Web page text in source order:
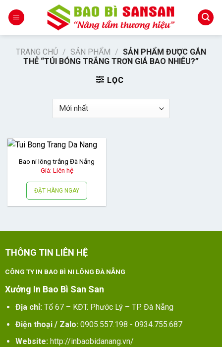
TRANG CHỦ / SẢN PHẨM / SẢN PHẨM ĐƯỢC GẮN
THẺ “TÚI BÓNG TRẮNG TRƠN GIÁ BAO NHIÊU?”
LỌC
Bao ni lông trắng Đà Nẵng
Giá: Liên hệ
ĐẶT HÀNG NGAY
THÔNG TIN LIÊN HỆ
CÔNG TY IN BAO BÌ NI LÔNG ĐÀ NẴNG
Xưởng In Bao Bì San San
Địa chỉ:Tổ 67 – KĐT. Phước Lý – TP. Đà Nẵng
Điện thoại / Zalo:0905.557.198 - 0934.755.687
Website: http://inbaobidanang.vn/